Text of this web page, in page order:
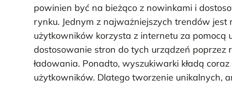
powinien być na bieżąco z nowinkami i
rynku. Jednym z najważniejszych trendów
użytkowników korzysta z internetu za pomocą
dostosowanie stron do tych urządzeń
ładowania. Ponadto, wyszukiwarki kładą
użytkowników. Dlatego tworzenie unikalnych,